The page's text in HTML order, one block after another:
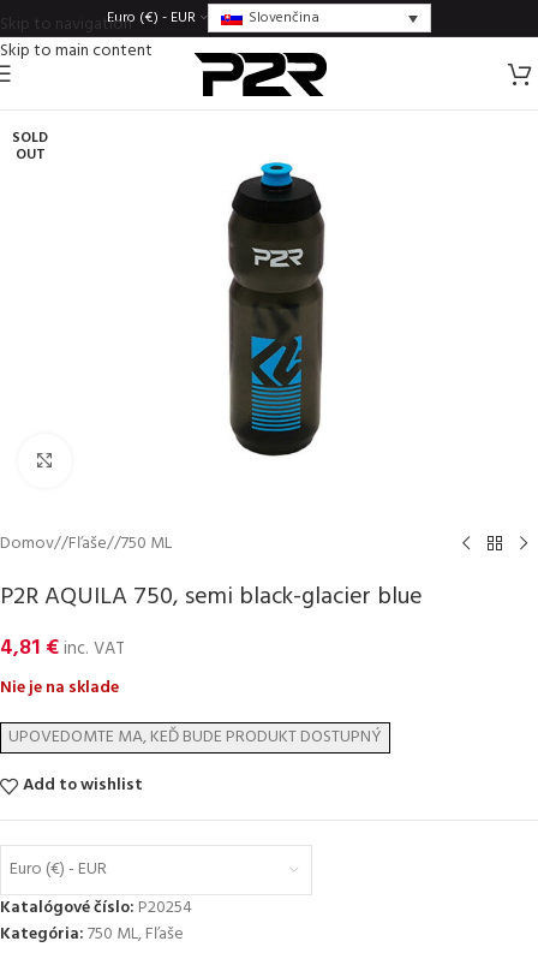
Skip to navigation
Skip to main content
Euro (€) - EUR Slovenčina
SOLD
OUT
Domov/ Fľaše/ 750 ML
P2R AQUILA 750, semi black-glacier blue
4,81 €inc. VAT
Nie je na sklade
Add to wishlist
Euro (€) - EUR
Katalógové číslo: P20254
Kategória:750 ML,Fľaše